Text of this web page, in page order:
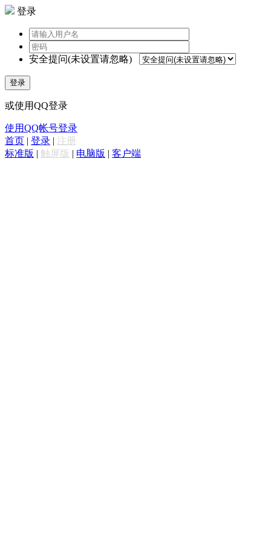
登录
安全提问(未设置请忽略)
登录
或使用QQ登录
使用QQ帐号登录
首页 | 登录 | 注册
标准版 | 触屏版 | 电脑版 | 客户端